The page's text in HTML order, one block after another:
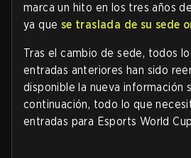
marca un hito en los tres años
ya que se traslada de su sede
Tras el cambio de sede, todos
entradas anteriores han sido
disponible la nueva información
continuación, todo lo que
entradas para Esports World